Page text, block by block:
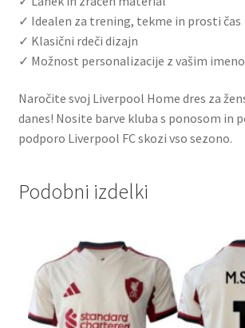
✓ Idealen za trening, tekme in prosti čas
✓ Klasični rdeči dizajn
✓ Možnost personalizacije z vašim
Naročite svoj Liverpool Home dres za
danes! Nosite barve kluba s ponosom in
podporo Liverpool FC skozi vso sezono.
Podobni izdelki